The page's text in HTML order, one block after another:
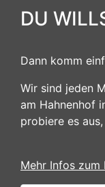
DU
Dann komm
Wir sind jeden
am Hahnenhof
probiere es
Mehr Infos zum